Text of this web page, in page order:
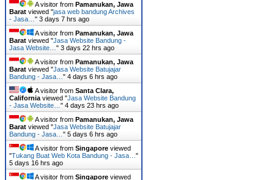
A visitor from Pamanukan, Jawa
Barat viewed "jasa web bandung Archives
- Jasa… " 3 days 7 hrs ago
A visitor from Pamanukan, Jawa
Barat viewed "Jasa Website Bandung -
Jasa Website… " 3 days 22 hrs ago
A visitor from Pamanukan, Jawa
Barat viewed "Jasa Website Batujajar
Bandung - Jasa… " 4 days 6 hrs ago
A visitor from Santa Clara,
California viewed "Jasa Website Bandung
- Jasa Website… " 4 days 23 hrs ago
A visitor from Pamanukan, Jawa
Barat viewed "Jasa Website Batujajar
Bandung - Jasa… " 5 days 6 hrs ago
A visitor from Singapore viewed
"Tukang Buat Web Kota Bandung - Jasa… "
5 days 16 hrs ago
A visitor from Singapore viewed